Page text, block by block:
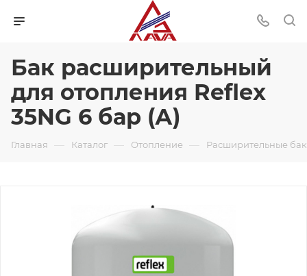
Бак расширительный
для отопления Reflex
35NG 6 бар (А)
Главная — Каталог — Отопление — Расширительные